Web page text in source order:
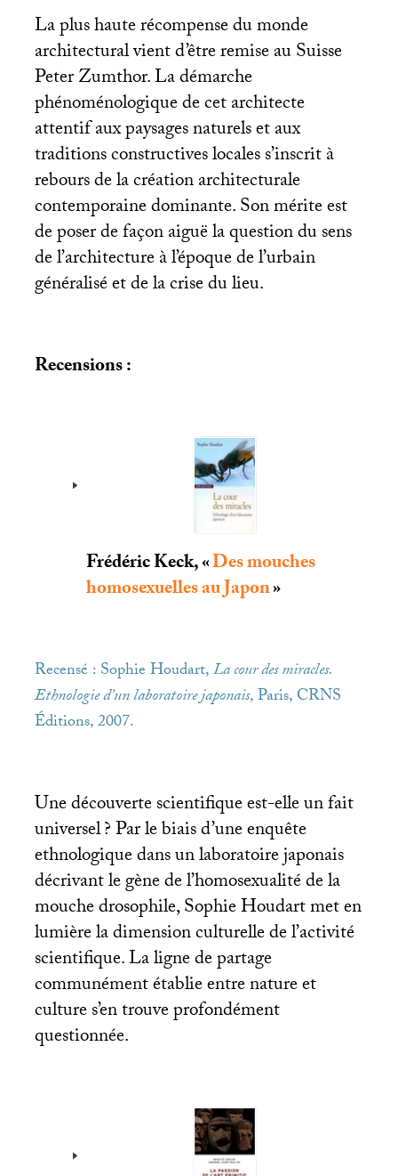
La plus haute récompense du monde
architectural vient d’être remise au Suisse
Peter Zumthor. La démarche
phénoménologique de cet architecte
attentif aux paysages naturels et aux
traditions constructives locales s’inscrit à
rebours de la création architecturale
contemporaine dominante. Son mérite est
de poser de façon aiguë la question du sens
de l’architecture à l’époque de l’urbain
généralisé et de la crise du lieu.
Recensions :
Frédéric Keck, «Des mouches
homosexuelles au Japon»
Recensé : Sophie Houdart,La cour des miracles.
Ethnologie d’un laboratoire japonais, Paris,CRNS
Éditions, 2007.
Une découverte scientifique est-elle un fait
universel? Par le biais d’une enquête
ethnologique dans un laboratoire japonais
décrivant le gène de l’homosexualité de la
mouche drosophile, Sophie Houdart met en
lumière la dimension culturelle de l’activité
scientifique. La ligne de partage
communément établie entre nature et
culture s’en trouve profondément
questionnée.